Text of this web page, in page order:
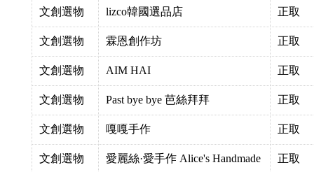
文創選物 lizco韓國選品店 正取
文創選物 霖恩創作坊 正取
文創選物 AIM HAI 正取
文創選物 Past bye bye 芭絲拜拜 正取
文創選物 嘎嘎手作 正取
文創選物 愛麗絲·愛手作 Alice's Handmade 正取